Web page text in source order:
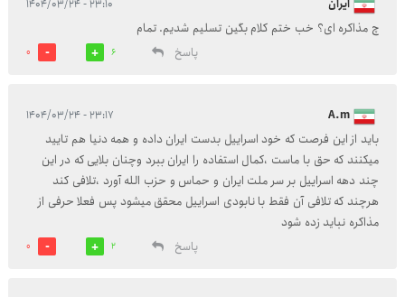
ایران ۲۳:۱۰ - ۱۴۰۴/۰۳/۲۴
چ مذاکره ای؟ خب ختم کلام بگین تسلیم شدیم. تمام
پاسخ
6
0
A.m ۲۳:۱۷ - ۱۴۰۴/۰۳/۲۴
باید از این فرصت که خود اسراییل بدست ایران داده و همه دنیا هم تایید
میکنند که حق با ماست ،کمال استفاده را ایران ببرد وچنان بلایی که در این
چند دهه اسراییل بر سر ملت ایران و حماس و حزب الله آورد ،تلافی کند
هرچند که تلافی آن فقط با نابودی اسراییل محقق میشود پس فعلا حرفی از
مذاکره نباید زده شود
پاسخ
2
0